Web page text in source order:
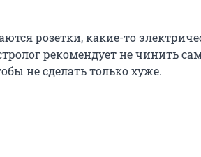
розетки, какие-то
рекомендует не чинить
не сделать только хуже.